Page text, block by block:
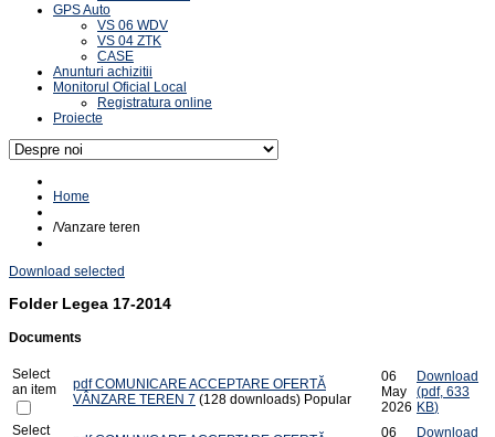
GPS Auto
VS 06 WDV
VS 04 ZTK
CASE
Anunturi achizitii
Monitorul Oficial Local
Registratura online
Proiecte
Home
/Vanzare teren
Download selected
Folder Legea 17-2014
Documents
Select
an item
pdf COMUNICARE ACCEPTARE OFERTĂ
VÂNZARE TEREN 7 (128 downloads) Popular
06
May
2026
Download
(pdf, 633
KB)
Select
06
Download